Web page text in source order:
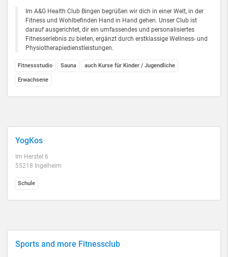
Im A&G Health Club Bingen begrüßen wir dich in einer Welt, in der
Fitness und Wohlbefinden Hand in Hand gehen. Unser Club ist
darauf ausgerichtet, dir ein umfassendes und personalisiertes
Fitnesserlebnis zu bieten, ergänzt durch erstklassige Wellness- und
Physiotherapiedienstleistungen.
Fitnessstudio Sauna auch Kurse für Kinder / Jugendliche
Erwachsene
YogKos
Im Herstel 6
55218 Ingelheim
Schule
Sports and more Fitnessclub